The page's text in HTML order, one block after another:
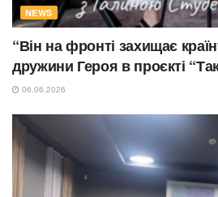
NEWS
“Він на фронті захищає
дружини Героя в проєкті
06.06.2026